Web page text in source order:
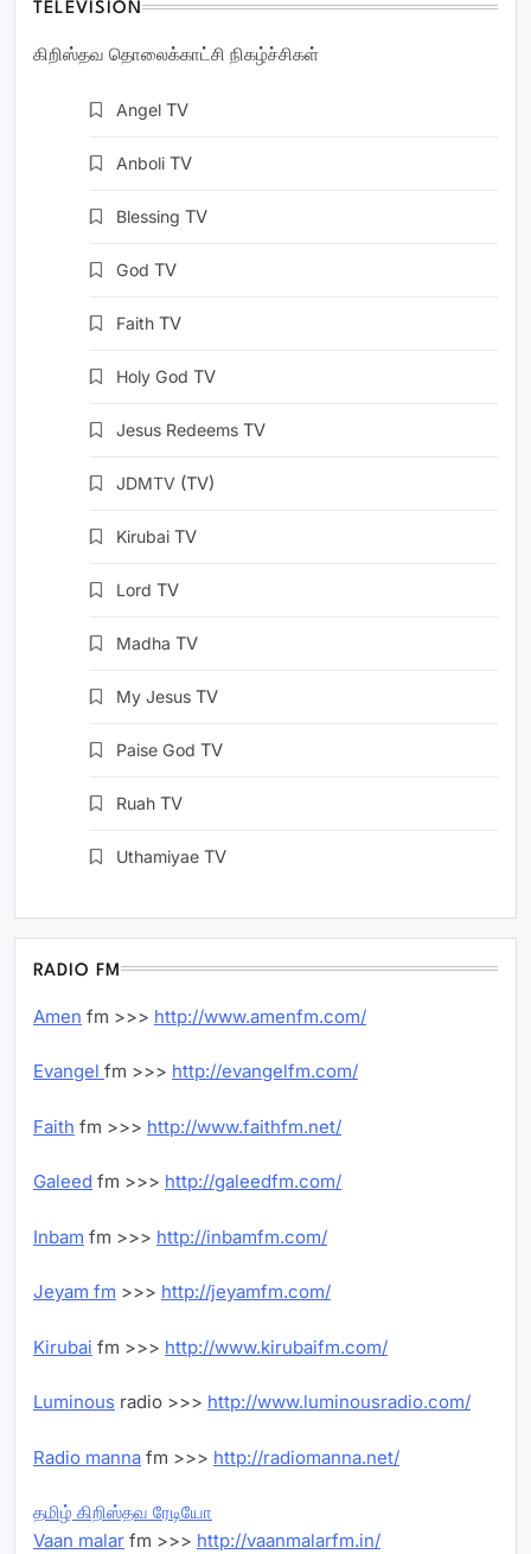
TELEVISION
கிறிஸ்தவ தொலைக்காட்சி நிகழ்ச்சிகள்
Angel TV
Anboli TV
Blessing TV
God TV
Faith TV
Holy God TV
Jesus Redeems TV
JDMTV (TV)
Kirubai TV
Lord TV
Madha TV
My Jesus TV
Paise God TV
Ruah TV
Uthamiyae TV
RADIO FM
Amen fm >>> http://www.amenfm.com/
Evangel fm >>> http://evangelfm.com/
Faith fm >>> http://www.faithfm.net/
Galeed fm >>> http://galeedfm.com/
Inbam fm >>> http://inbamfm.com/
Jeyam fm >>> http://jeyamfm.com/
Kirubai fm >>> http://www.kirubaifm.com/
Luminous radio >>> http://www.luminousradio.com/
Radio manna fm >>> http://radiomanna.net/
தமிழ் கிறிஸ்தவ ரேடியோ
Vaan malar fm >>> http://vaanmalarfm.in/